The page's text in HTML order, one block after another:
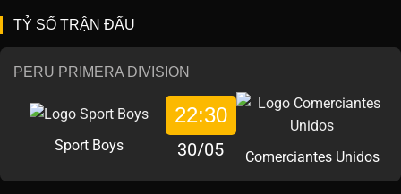
TỶ SỐ TRẬN ĐẤU
PERU PRIMERA DIVISION
Sport Boys
22:30
30/05 Comerciantes Unidos